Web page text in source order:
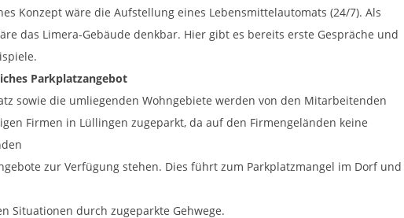
Konzept wäre die Aufstellung eines Lebensmittelautomats (24/7). Als
das Limera-Gebäude denkbar. Hier gibt es bereits erste Gespräche und
Parkplatzangebot
sowie die umliegenden Wohngebiete werden von den Mitarbeitenden
Firmen in Lüllingen zugeparkt, da auf den Firmengeländen keine
zur Verfügung stehen. Dies führt zum Parkplatzmangel im Dorf und
Situationen durch zugeparkte Gehwege.